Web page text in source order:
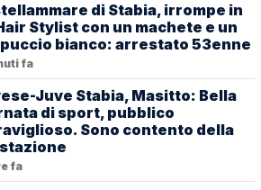
di Stabia, irrompe in
Stylist con un machete e un
bianco: arrestato 53enne
fa
Juve Stabia, Masitto: Bella
di sport, pubblico
Sono contento della
fa